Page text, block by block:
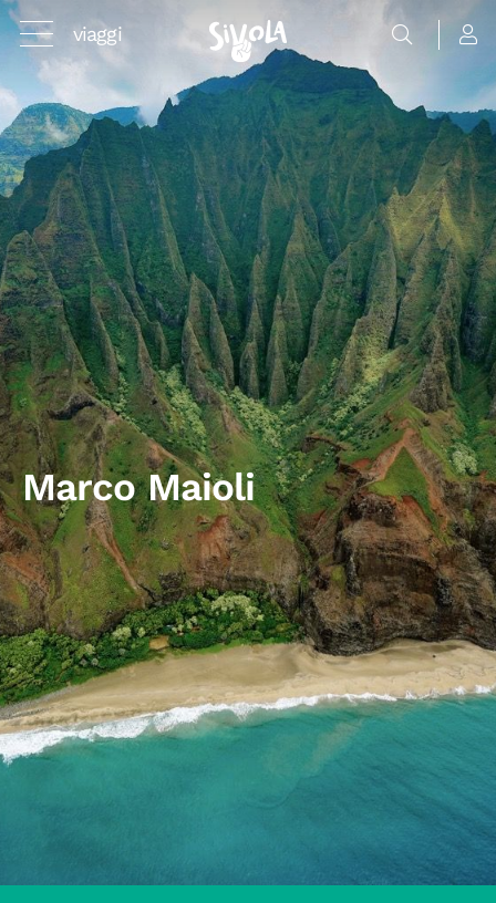
viaggi
Marco Maioli